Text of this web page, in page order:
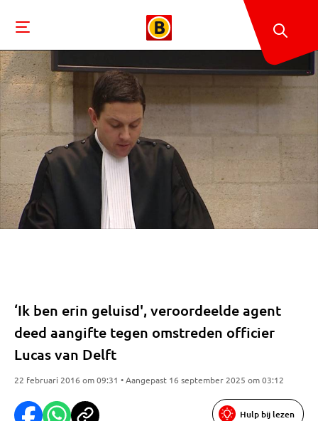
‘Ik ben erin geluisd', veroordeelde agent
deed aangifte tegen omstreden officier
Lucas van Delft
22 februari 2016 om 09:31 • Aangepast 16 september 2025 om 03:12
Hulp bij lezen